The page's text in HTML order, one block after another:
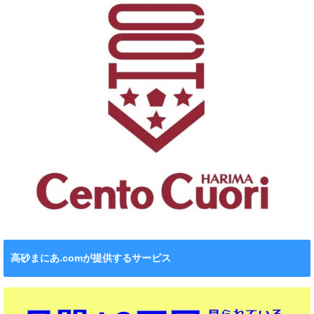
高砂まにあ.comが提供するサービス